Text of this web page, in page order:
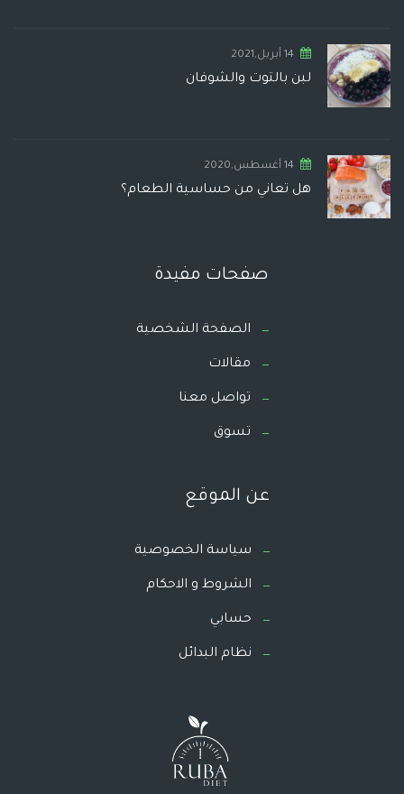
14 أبريل,2021
لبن بالتوت والشوفان
14 أغسطس,2020
هل تعاني من حساسية الطعام؟
صفحات مفيدة
الصفحة الشخصية
مقالات
تواصل معنا
تسوق
عن الموقع
سياسة الخصوصية
الشروط و الاحكام
حسابي
نظام البدائل